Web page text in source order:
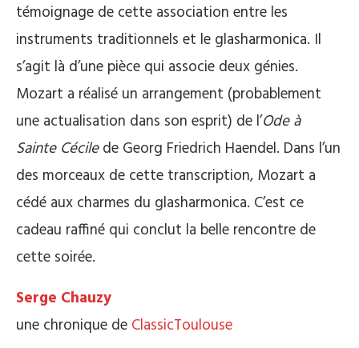
témoignage de cette association entre les
instruments traditionnels et le glasharmonica. Il
s’agit là d’une pièce qui associe deux génies.
Mozart a réalisé un arrangement (probablement
une actualisation dans son esprit) de l’Ode à
Sainte Cécilede Georg Friedrich Haendel. Dans l’un
des morceaux de cette transcription, Mozart a
cédé aux charmes du glasharmonica. C’est ce
cadeau raffiné qui conclut la belle rencontre de
cette soirée.
Serge Chauzy
une chronique de ClassicToulouse